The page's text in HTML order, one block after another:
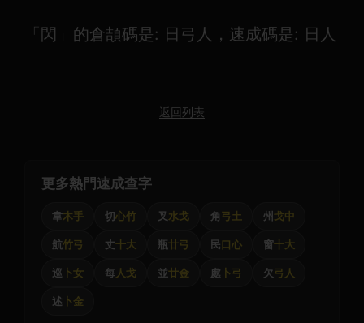
「閃」的倉頡碼是: 日弓人，速成碼是: 日人
返回列表
更多熱門速成查字
韋木手 切心竹 叉 水戈 角弓土 州 戈中
航竹弓 丈十大 瓶廿弓 民口心 窗十大
巡 卜女 每人戈 並廿金 處 卜弓 欠弓人
述 卜金